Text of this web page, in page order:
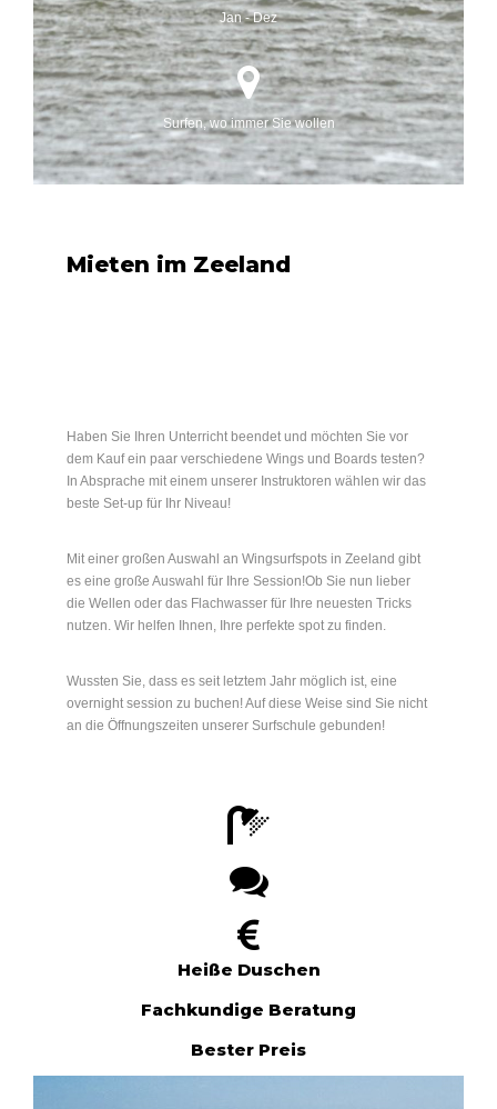
Jan - Dez
Surfen, wo immer Sie wollen
Mieten im Zeeland
Haben Sie Ihren Unterricht beendet und möchten Sie vor
dem Kauf ein paar verschiedene Wings und Boards testen?
In Absprache mit einem unserer Instruktoren wählen wir das
beste Set-up für Ihr Niveau!
Mit einer großen Auswahl an Wingsurfspots in Zeeland gibt
es eine große Auswahl für Ihre Session!Ob Sie nun lieber
die Wellen oder das Flachwasser für Ihre neuesten Tricks
nutzen. Wir helfen Ihnen, Ihre perfekte spot zu finden.
Wussten Sie, dass es seit letztem Jahr möglich ist, eine
overnight session zu buchen! Auf diese Weise sind Sie nicht
an die Öffnungszeiten unserer Surfschule gebunden!
Heiße Duschen
Fachkundige Beratung
Bester Preis